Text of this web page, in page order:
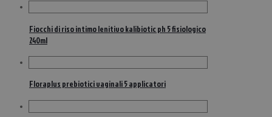
Fiocchi di riso intimo lenitivo kalibiotic ph 5 fisiologico
240ml
Floraplus prebiotici vaginali 5 applicatori